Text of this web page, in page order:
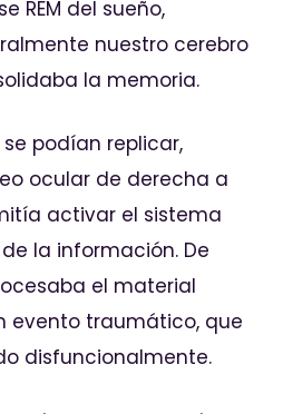
REM del sueño,
nuestro cerebro
la memoria.
podían replicar,
ocular de derecha a
activar el sistema
la información. De
el material
evento traumático, que
disfuncionalmente.